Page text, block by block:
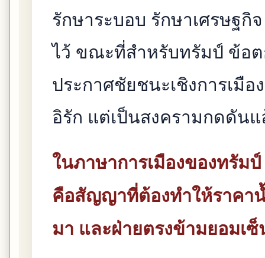
รักษาระบอบ รักษาเศรษฐกิ
ไว้ ขณะที่สำหรับทรัมป์ ข้อต
ประกาศชัยชนะเชิงการเมื
อิรัก แต่เป็นสงครามกดดัน
ในภาษาการเมืองของทรั
คือสัญญาที่ต้องทำให้ราคา
มา และฝ่ายตรงข้ามยอมเซ็